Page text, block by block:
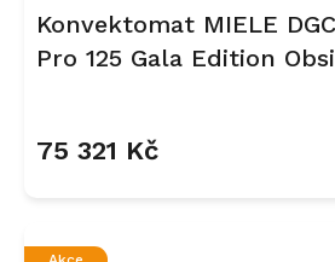
Konvektomat MIELE
Pro 125 Gala Edition
75 321 Kč